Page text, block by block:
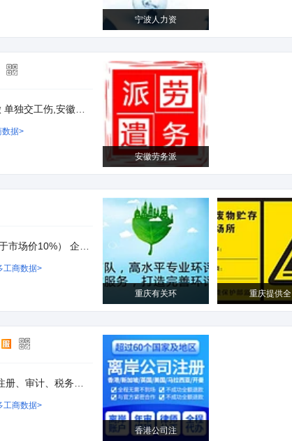
宁波人力资
,安徽代发工资公司,安徽人事外包公司
数据>
安徽劳务派
免费咨询 通过率高、价格低、办理速度快
工商数据>
重庆有关环 重庆提供全
展海外业务、对抗人民币波动、进行海外资产配置提供多元化投资渠道。
工商数据>
香港公司注